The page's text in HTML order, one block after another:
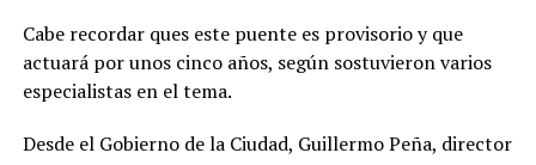
Cabe recordar ques este puente es provisorio y que
actuará por unos cinco años, según sostuvieron varios
especialistas en el tema.
Desde el Gobierno de la Ciudad, Guillermo Peña, director